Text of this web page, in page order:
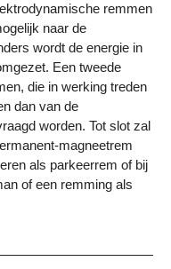
remmen
naar de
wordt de energie in
Een tweede
die in werking treden
dan van de
worden. Tot slot zal
magneetrem
als parkeerrem of bij
of een remming als